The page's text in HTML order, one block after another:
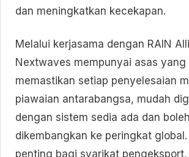
dan meningkatkan kecekapan.
Melalui kerjasama dengan RAIN
Nextwaves mempunyai asas
memastikan setiap penyelesaian
piawaian antarabangsa, mudah
dengan sistem sedia ada dan boleh
dikembangkan ke peringkat
penting bagi syarikat